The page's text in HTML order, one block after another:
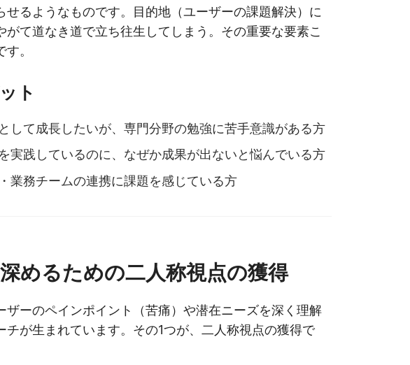
せるようなものです。目的地（ユーザーの課題解決）に
がて道なき道で立ち往生してしまう。その重要な要素こ
。
ト
して成長したいが、専門分野の勉強に苦手意識がある方
実践しているのに、なぜか成果が出ないと悩んでいる方
業務チームの連携に課題を感じている方
めるための二人称視点の獲得
ザーのペインポイント（苦痛）や潜在ニーズを深く理解
チが生まれています。その1つが、二人称視点の獲得で